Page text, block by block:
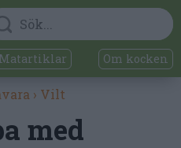
Matartiklar Om kocken
› Vilt
med